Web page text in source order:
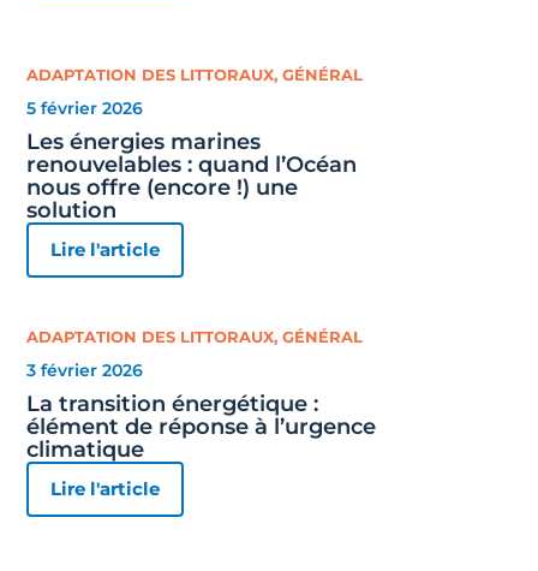
ADAPTATION DES LITTORAUX,GÉNÉRAL
5 février 2026
Les énergies marines
renouvelables : quand l’Océan
nous offre (encore !) une
solution
Lire l'article
ADAPTATION DES LITTORAUX,GÉNÉRAL
3 février 2026
La transition énergétique :
élément de réponse à l’urgence
climatique
Lire l'article